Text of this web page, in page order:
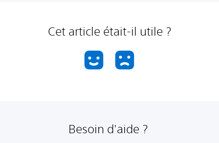
Cet article était-il utile ?
Besoin d'aide ?